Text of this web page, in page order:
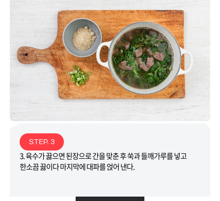
STEP. 3
3. 육수가 끓으면 된장으로 간을 맞춘 후 쑥과 들깨가루를 넣고
한소끔 끓이다 마지막에 대파를 얹어 낸다.